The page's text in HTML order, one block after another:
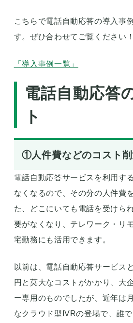
こちらで電話自動応答の導入事
す。ぜひ合わせてご覧ください！
「導入事例一覧」
電話自動応答
ト
①人件費などのコスト
電話自動応答サービスを利用す
なくなるので、その分の人件費
た、どこにいても電話を受けら
要がなくなり、テレワーク・リ
宅勤務にも活用できます。
以前は、電話自動応答サービス
円と莫大なコストがかかり、大
ー専用のものでしたが、近年は
なクラウド型IVRの登場で、誰